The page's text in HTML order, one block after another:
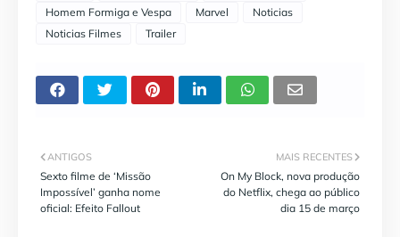
Homem Formiga e Vespa
Marvel
Noticias
Noticias Filmes
Trailer
MAIS RECENTES
On My Block, nova produção
do Netflix, chega ao público
dia 15 de março
ANTIGOS
Sexto filme de ‘Missão
Impossível’ ganha nome
oficial: Efeito Fallout